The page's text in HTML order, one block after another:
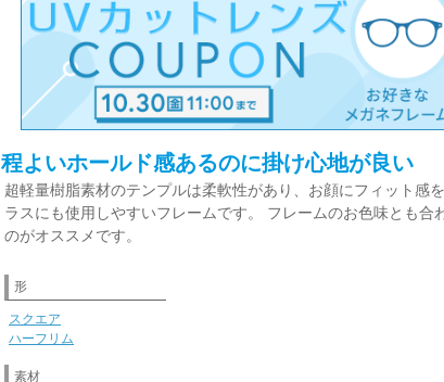
程よいホールド感あるのに掛け心地が良い
超軽量樹脂素材のテンプルは柔軟性があり、お顔にフィット感
ラスにも使用しやすいフレームです。 フレームのお色味とも合
のがオススメです。
形
スクエア
ハーフリム
素材